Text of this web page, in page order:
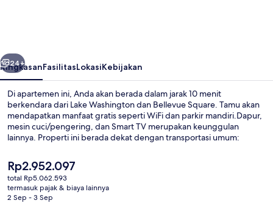
-
92
Walkscore
Berikutnya
24+
RingkasanFasilitasLokasiKebijakan
Di apartemen ini, Anda akan berada dalam jarak 10 menit
berkendara dari Lake Washington dan Bellevue Square. Tamu akan
mendapatkan manfaat gratis seperti WiFi dan parkir mandiri.Dapur,
mesin cuci/pengering, dan Smart TV merupakan keunggulan
lainnya. Properti ini berada dekat dengan transportasi umum:
Harga
saat
ini
Rp2.952.097
Rp2.952.097
total Rp5.062.593
termasuk pajak & biaya lainnya
2 Sep - 3 Sep